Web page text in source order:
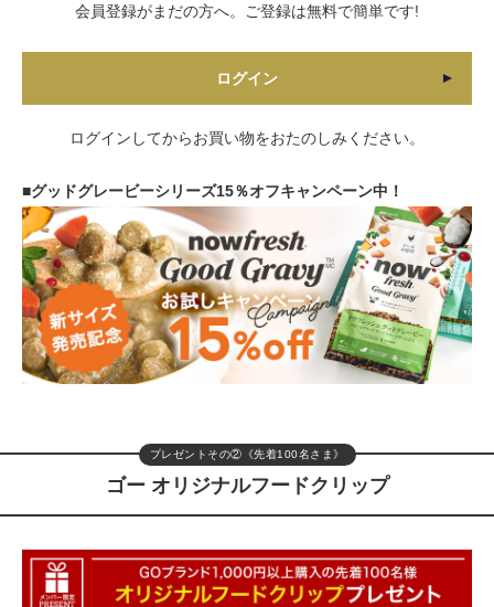
会員登録がまだの方へ。ご登録は無料で簡単です!
ログイン
ログインしてからお買い物をおたのしみください。
■グッドグレービーシリーズ15％オフキャンペーン中！
プレゼントその②《先着100名さま》
ゴー オリジナルフードクリップ